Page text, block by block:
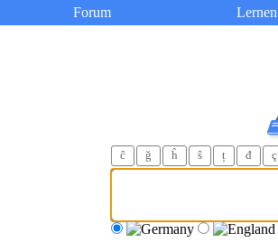
Forum Lernen
ĉ ğ ĥ ŝ ț đ ç